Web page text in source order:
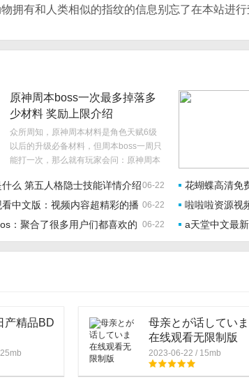
拥有和人类相似的指纹的信息别忘了在本站进行
原神周本boss一次最多掉落多
少材料 奖励上限介绍
众所周知，原神周本材料是角色天赋6级
以后的升级必备材料，但周本boss一周只
能打一次，那么就有玩家会问：原神周本
答这个问题，一起来看看吧!..
06-22
么 第五人格隐士技能详情介绍
花蝴蝶高清免
件
06-22
中文版：视频内容超精彩的播
啦啦啦资源视
播放软件，
06-22
：聚合了很多用户们都喜欢的
а天堂中文最
放软件
产精品BD
母亲とが话していま
在线观看无限制版
2023-06-22 / 15mb